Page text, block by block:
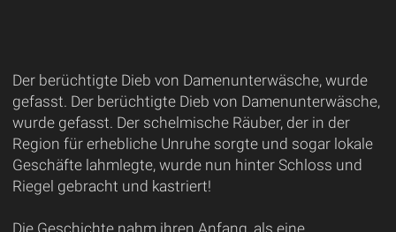
Der berüchtigte Dieb von Damenunterwäsche, wurde
gefasst. Der berüchtigte Dieb von Damenunterwäsche,
wurde gefasst. Der schelmische Räuber, der in der
Region für erhebliche Unruhe sorgte und sogar lokale
Geschäfte lahmlegte, wurde nun hinter Schloss und
Riegel gebracht und kastriert!